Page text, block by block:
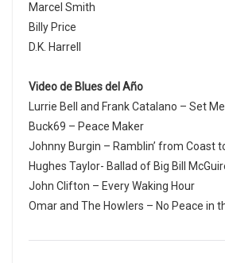
Marcel Smith
Billy Price
D.K. Harrell
Video de Blues del Año
Lurrie Bell and Frank Catalano – Set
Buck69 – Peace Maker
Johnny Burgin – Ramblin’ from Coast
Hughes Taylor- Ballad of Big Bill
John Clifton – Every Waking Hour
Omar and The Howlers – No Peace in